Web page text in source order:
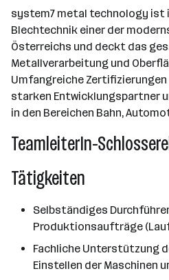
system7 metal technology ist
Blechtechnik einer der
Österreichs und deckt das
Metallverarbeitung und
Umfangreiche Zertifizierungen
starken Entwicklungspartner
in den Bereichen Bahn,
TeamleiterIn-
Tätigkeiten
Selbständiges
Produktionsaufträge
Fachliche Unterstützung
Einstellen der Maschinen